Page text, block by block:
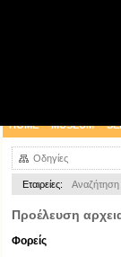
HOME MUSEUM
Οδηγίες
Εταιρείες: Αναζήτηση
Προέλευση
Φορείς